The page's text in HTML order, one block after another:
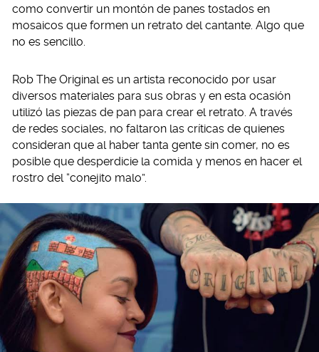
como convertir un montón de panes tostados en
mosaicos que formen un retrato del cantante. Algo que
no es sencillo.
Rob The Original es un artista reconocido por usar
diversos materiales para sus obras y en esta ocasión
utilizó las piezas de pan para crear el retrato. A través
de redes sociales, no faltaron las críticas de quienes
consideran que al haber tanta gente sin comer, no es
posible que desperdicie la comida y menos en hacer el
rostro del “conejito malo”.